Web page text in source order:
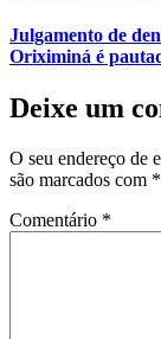
Julgamento de
Oriximiná é
Deixe um
O seu endereço de
são marcados com *
Comentário *